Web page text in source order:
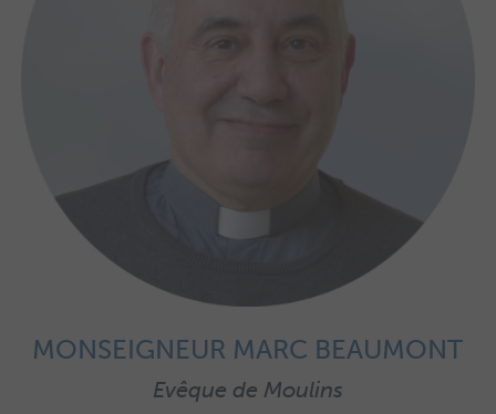
MONSEIGNEUR MARC BEAUMONT
Evêque de Moulins